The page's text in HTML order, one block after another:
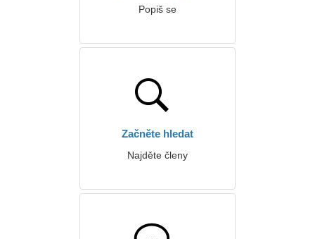
Popiš se
Začněte hledat
Najděte členy